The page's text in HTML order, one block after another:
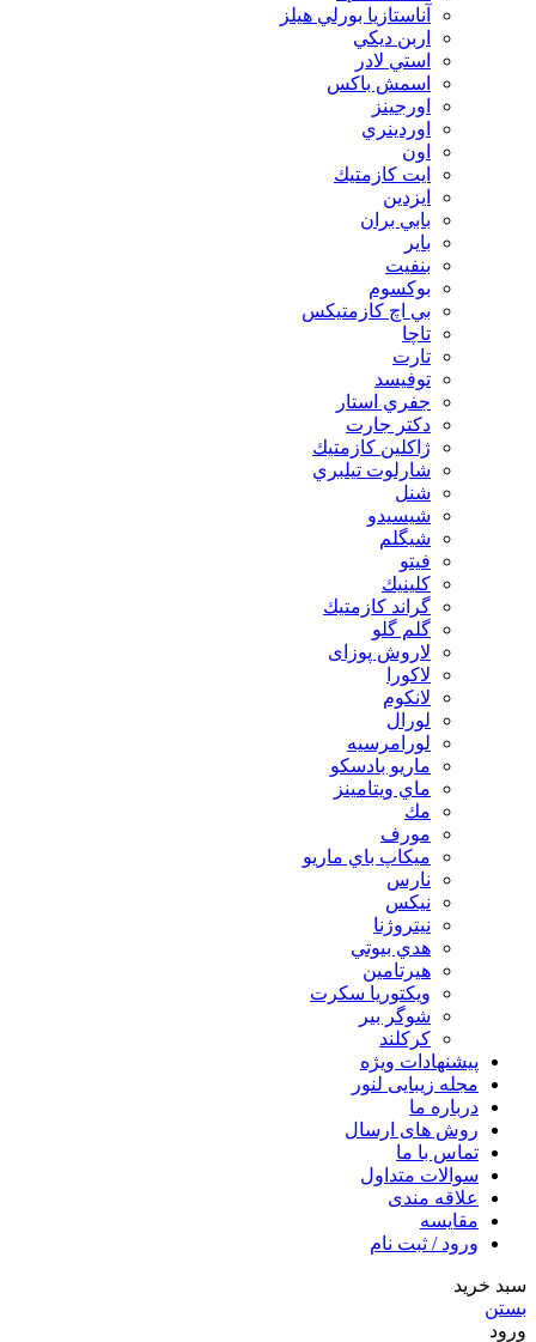
آناستازيا بورلي هيلز
اربن ديكي
استي لادر
اسمش باكس
اورجينز
اوردينري
اون
ايت كازمتيك
ايزدين
بابي بران
بایر
بنفيت
بوكسوم
بي اچ كازمتيكس
تاچا
تارت
توفيسد
جفري استار
دكتر جارت
ژاكلين كازمتيك
شارلوت تيلبري
شنل
شيسيدو
شیگلم
فيتو
كلينيك
گراند كازمتيك
گلم گلو
لاروش پوزای
لاكورا
لانكوم
لورال
لورامرسيه
ماريو بادسكو
ماي ويتامينز
مك
مورف
ميكاپ باي ماريو
نارس
نيكس
نیتروژنا
هدي بيوتي
هیرتامین
ویکتوریا سکرت
شوگر بير
کرکلند
پیشنهادات ویژه
مجله زیبایی لنور
درباره ما
روش های ارسال
تماس با ما
سوالات متداول
علاقه مندی
مقایسه
ورود / ثبت نام
سبد خرید
بستن
ورود